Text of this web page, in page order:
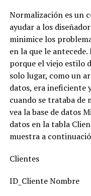
Normalización es un
ayudar a los
minimice los
en la que le
porque el viejo estilo
solo lugar, como un
datos, era ineficiente
cuando se trataba de
vea la base de datos
datos en la tabla
muestra a
Clientes
ID_Cliente Nombre